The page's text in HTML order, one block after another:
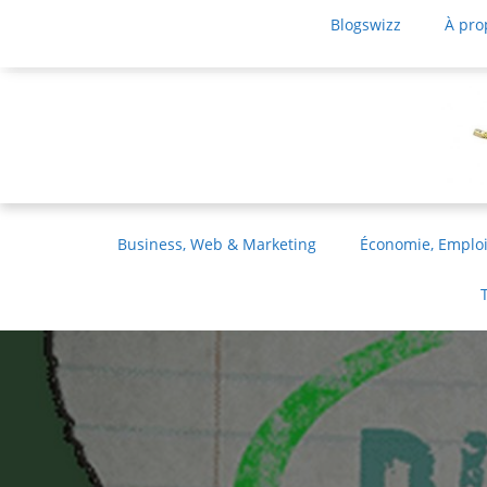
Blogswizz À
Business, Web & Marketing Économie,